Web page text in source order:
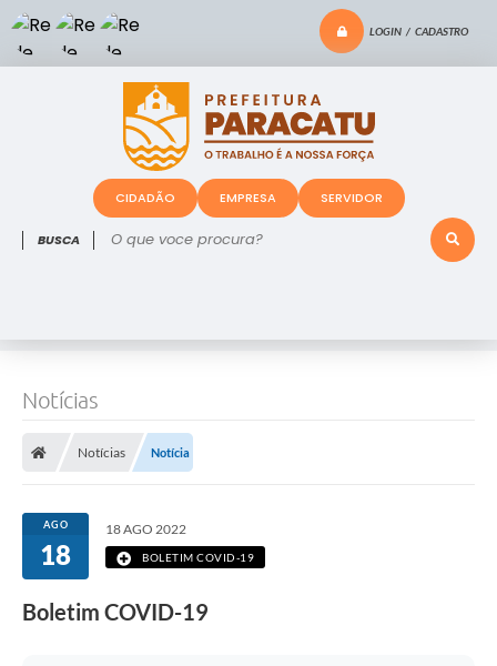
LOGIN / CADASTRO
O que voce procura?
CIDADÃO EMPRESA SERVIDOR
Notícias
Notícias Notícia
AGO
18
18 AGO 2022
BOLETIM COVID-19
Boletim COVID-19